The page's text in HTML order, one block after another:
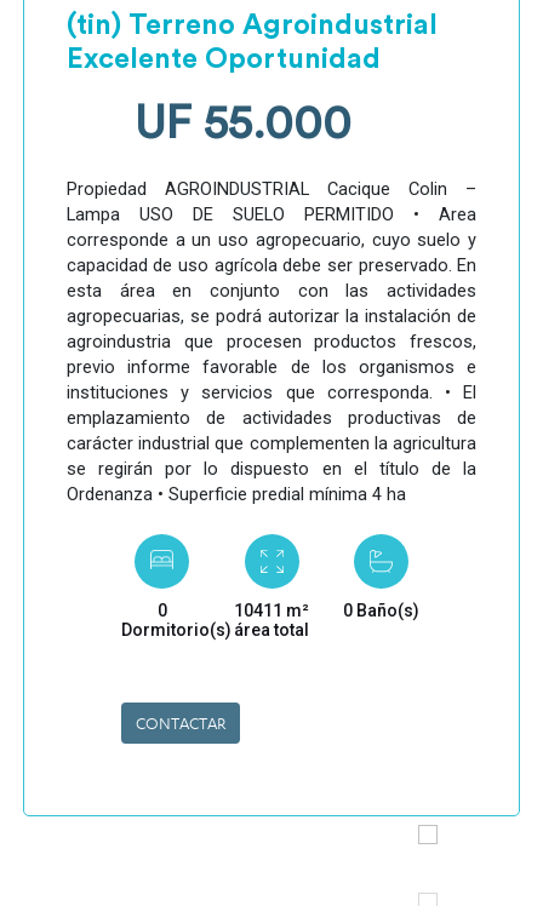
(tin) Terreno Agroindustrial
Excelente Oportunidad
UF 55.000
Propiedad AGROINDUSTRIAL Cacique Colin –
Lampa USO DE SUELO PERMITIDO • Area
corresponde a un uso agropecuario, cuyo suelo y
capacidad de uso agrícola debe ser preservado. En
esta área en conjunto con las actividades
agropecuarias, se podrá autorizar la instalación de
agroindustria que procesen productos frescos,
previo informe favorable de los organismos e
instituciones y servicios que corresponda. • El
emplazamiento de actividades productivas de
carácter industrial que complementen la agricultura
se regirán por lo dispuesto en el título de la
Ordenanza • Superficie predial mínima 4 ha
0
Dormitorio(s)
10411 m²
área total
0 Baño(s)
CONTACTAR